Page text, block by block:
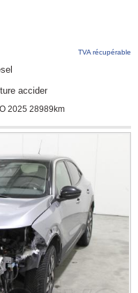
TVA récupérable
accidentée
2025 28989km